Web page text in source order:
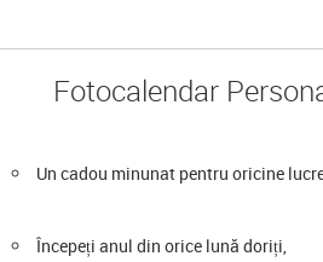
Fotocalendar
Un cadou minunat pentru oricine
Începeți anul din orice lună doriți,